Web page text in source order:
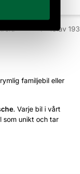
1 - 18av 193
familjebil eller
. Varje bil i vårt
som unikt och tar